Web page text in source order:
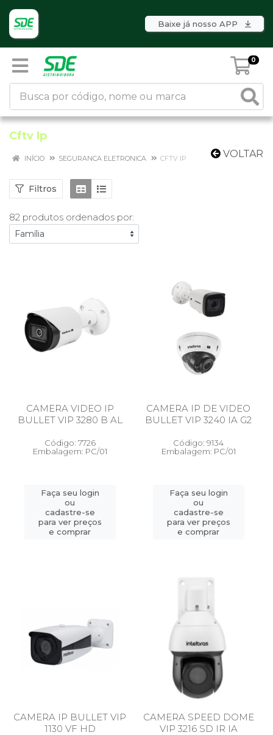
Baixe já nosso APP
0
Cftv Ip
VOLTAR
INÍCIO SEGURANCA ELETRONICA CFTV IP
Filtros
82 produtos ordenados por:
CAMERA VIDEO IP
BULLET VIP 3280 B AL
Código: 7726
Embalagem: PC/01
Faça seu login
ou
cadastre-se
para ver preços
e comprar
CAMERA IP DE VIDEO
BULLET VIP 3240 IA G2
Código: 9134
Embalagem: PC/01
Faça seu login
ou
cadastre-se
para ver preços
e comprar
CAMERA IP BULLET VIP
1130 VF HD
CAMERA SPEED DOME
VIP 3216 SD IR IA